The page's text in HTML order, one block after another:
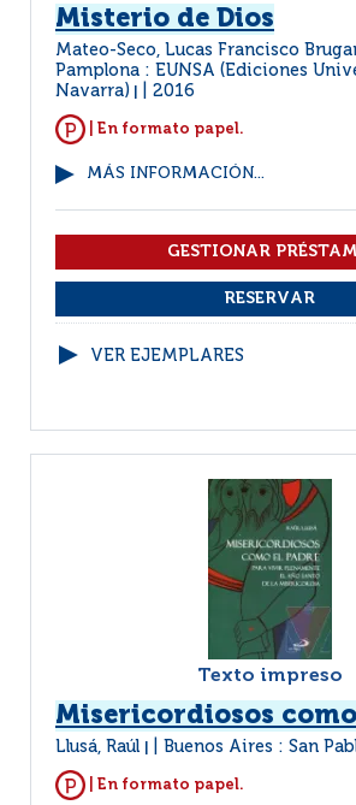
Misterio de Dios
Mateo-Seco, Lucas Francisco
Pamplona : EUNSA (Ediciones
Navarra)
2016
| En formato papel.
MÁS INFORMACIÓN...
VER EJEMPLARES
Texto impreso
Misericordiosos
Llusá, Raúl Buenos Aires : San
| En formato papel.